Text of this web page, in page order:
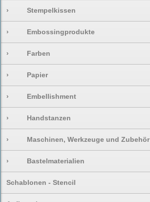
› Stempelkissen
› Embossingprodukte
› Farben
› Papier
› Embellishment
› Handstanzen
› Maschinen, Werkzeuge und Zubehör
› Bastelmaterialien
Schablonen - Stencil